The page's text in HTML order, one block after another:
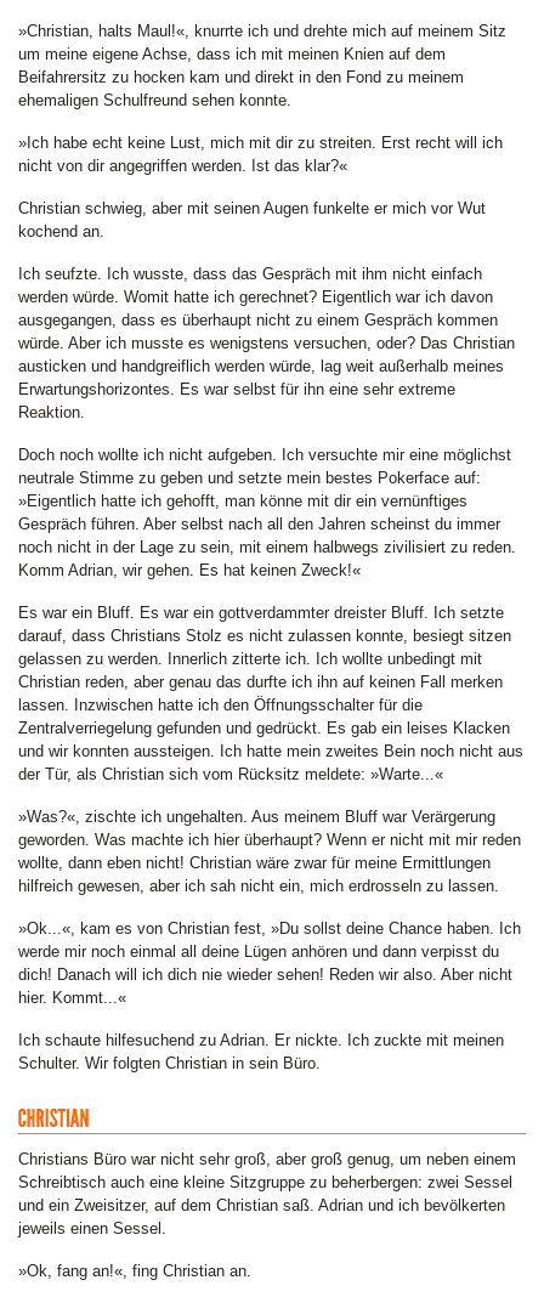
»Christian, halts Maul!«, knurrte ich und drehte mich auf meinem Sitz
um meine eigene Achse, dass ich mit meinen Knien auf dem
Beifahrersitz zu hocken kam und direkt in den Fond zu meinem
ehemaligen Schulfreund sehen konnte.
»Ich habe echt keine Lust, mich mit dir zu streiten. Erst recht will ich
nicht von dir angegriffen werden. Ist das klar?«
Christian schwieg, aber mit seinen Augen funkelte er mich vor Wut
kochend an.
Ich seufzte. Ich wusste, dass das Gespräch mit ihm nicht einfach
werden würde. Womit hatte ich gerechnet? Eigentlich war ich davon
ausgegangen, dass es überhaupt nicht zu einem Gespräch kommen
würde. Aber ich musste es wenigstens versuchen, oder? Das Christian
austicken und handgreiflich werden würde, lag weit außerhalb meines
Erwartungshorizontes. Es war selbst für ihn eine sehr extreme
Reaktion.
Doch noch wollte ich nicht aufgeben. Ich versuchte mir eine möglichst
neutrale Stimme zu geben und setzte mein bestes Pokerface auf:
»Eigentlich hatte ich gehofft, man könne mit dir ein vernünftiges
Gespräch führen. Aber selbst nach all den Jahren scheinst du immer
noch nicht in der Lage zu sein, mit einem halbwegs zivilisiert zu reden.
Komm Adrian, wir gehen. Es hat keinen Zweck!«
Es war ein Bluff. Es war ein gottverdammter dreister Bluff. Ich setzte
darauf, dass Christians Stolz es nicht zulassen konnte, besiegt sitzen
gelassen zu werden. Innerlich zitterte ich. Ich wollte unbedingt mit
Christian reden, aber genau das durfte ich ihn auf keinen Fall merken
lassen. Inzwischen hatte ich den Öffnungsschalter für die
Zentralverriegelung gefunden und gedrückt. Es gab ein leises Klacken
und wir konnten aussteigen. Ich hatte mein zweites Bein noch nicht aus
der Tür, als Christian sich vom Rücksitz meldete: »Warte...«
»Was?«, zischte ich ungehalten. Aus meinem Bluff war Verärgerung
geworden. Was machte ich hier überhaupt? Wenn er nicht mit mir reden
wollte, dann eben nicht! Christian wäre zwar für meine Ermittlungen
hilfreich gewesen, aber ich sah nicht ein, mich erdrosseln zu lassen.
»Ok...«, kam es von Christian fest, »Du sollst deine Chance haben. Ich
werde mir noch einmal all deine Lügen anhören und dann verpisst du
dich! Danach will ich dich nie wieder sehen! Reden wir also. Aber nicht
hier. Kommt...«
Ich schaute hilfesuchend zu Adrian. Er nickte. Ich zuckte mit meinen
Schulter. Wir folgten Christian in sein Büro.
Christians Büro war nicht sehr groß, aber groß genug, um neben einem
Schreibtisch auch eine kleine Sitzgruppe zu beherbergen: zwei Sessel
und ein Zweisitzer, auf dem Christian saß. Adrian und ich bevölkerten
jeweils einen Sessel.
»Ok, fang an!«, fing Christian an.